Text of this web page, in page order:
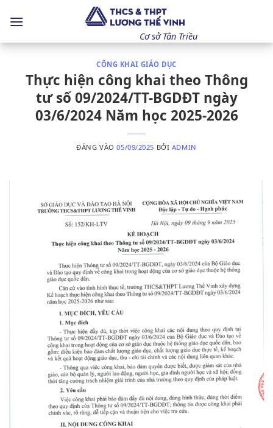
qua
Cơ sở Tân Triều
CÔNG KHAI GIÁO DỤC
Thực hiện công khai theo Thông
tư số 09/2024/TT-BGDĐT ngày
03/6/2024 Năm học 2025-2026
ĐĂNG VÀO05/09/2025 BỞI ADMIN